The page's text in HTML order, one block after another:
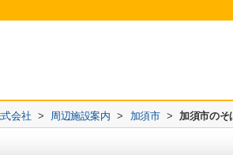
会社 > 周辺施設案内 > 加須市 > 加須市のそ